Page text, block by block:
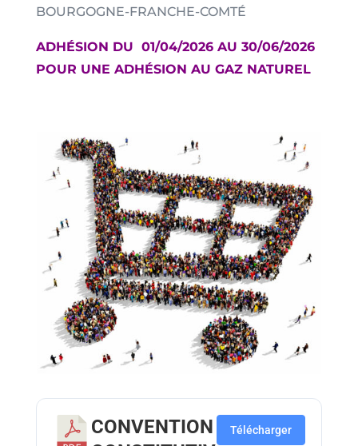
BOURGOGNE-FRANCHE-COMTÉ
ADHÉSION DU 01/04/2026 AU 30/06/2026
POUR UNE ADHÉSION AU GAZ NATUREL
CONVENTION
Télécharger